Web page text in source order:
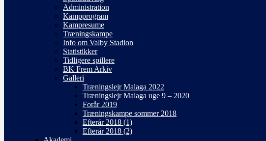
Administration
Kampprogram
Kampresume
Træningskampe
Info om Valby Stadion
Statistikker
Tidligere spillere
BK Frem Arkiv
Galleri
Træningslejr Malaga 2022
Træningslejr Malaga uge 9 – 2020
Forår 2019
Træningskampe sommer 2018
Efterår 2018 (1)
Efterår 2018 (2)